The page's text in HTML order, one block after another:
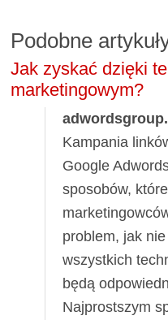
Podobne
Jak zyskać dzięki
marketingowym?
Kampania
Google
sposobów,
problem, jak
wszystkich
będą
Najprostszym